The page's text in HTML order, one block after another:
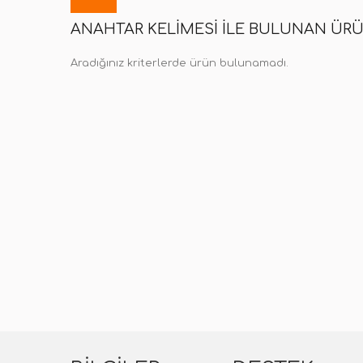
ANAHTAR KELIMESI ILE BULUNAN
Aradığınız kriterlerde ürün bulunamadı.